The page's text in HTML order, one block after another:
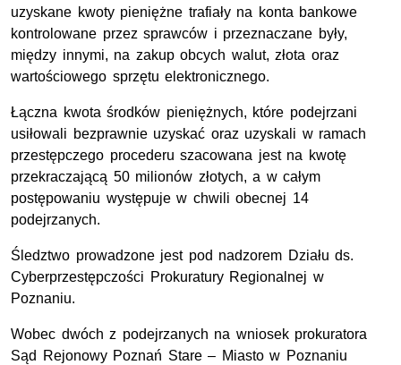
uzyskane kwoty pieniężne trafiały na konta bankowe
kontrolowane przez sprawców i przeznaczane były,
między innymi, na zakup obcych walut, złota oraz
wartościowego sprzętu elektronicznego.
Łączna kwota środków pieniężnych, które podejrzani
usiłowali bezprawnie uzyskać oraz uzyskali w ramach
przestępczego procederu szacowana jest na kwotę
przekraczającą 50 milionów złotych, a w całym
postępowaniu występuje w chwili obecnej 14
podejrzanych.
Śledztwo prowadzone jest pod nadzorem Działuds.
Cyberprzestępczości Prokuratury Regionalnej w
Poznaniu.
Wobec dwóch z podejrzanych na wniosek prokuratora
Sąd Rejonowy Poznań Stare – Miasto w Poznaniu